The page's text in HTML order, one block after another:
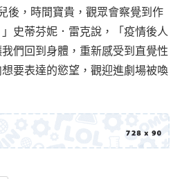
後，時間寶貴，觀眾會察覺到作
史蒂芬妮．雷克說，「疫情後人
們回到身體，重新感受到直覺性
要表達的慾望，觀迎進劇場被喚